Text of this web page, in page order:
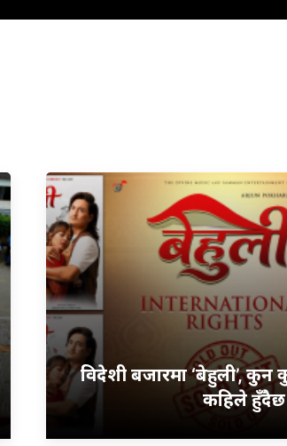
विदेशी बजारमा ‘बेहुली’,
कहिले हुँदैछ